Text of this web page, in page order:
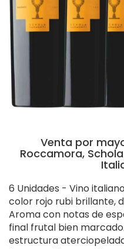
Venta por
Roccamora,
6 Unidades - Vino
color rojo rubi brillante,
Aroma con notas de
final frutal bien
estructura